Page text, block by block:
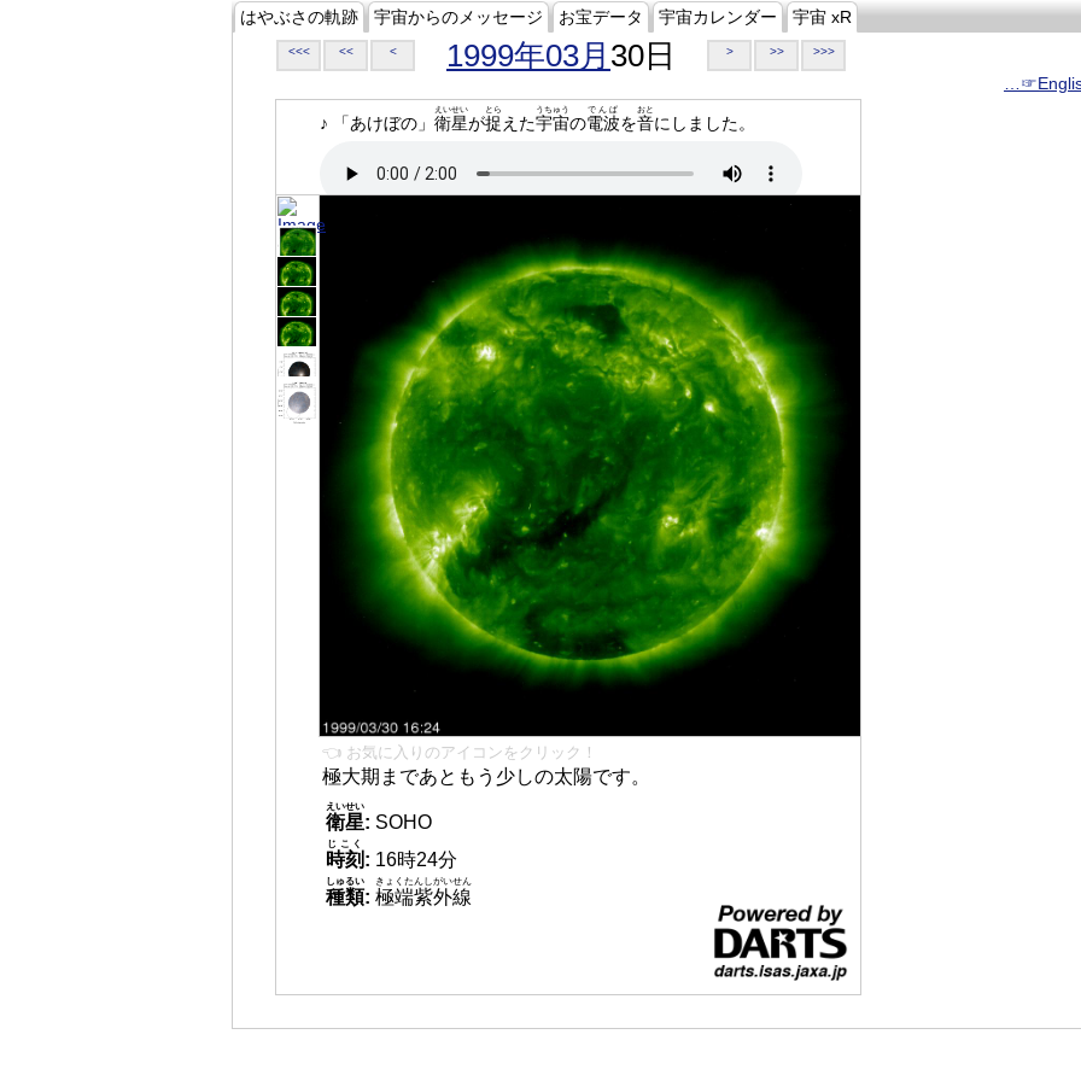
はやぶさの軌跡 宇宙からのメッセージ お宝データ 宇宙カレンダー 宇宙 xR
<<< << < 1999年03月 30日 > >> >>>
♪ 「あけぼの」 衛星
えいせい
が捉
とら
えた宇宙
うちゅう
の電波
でんぱ
を音
おと
にしました。
👈 お気に入りのアイコンをクリック！
極大期まであともう少しの太陽です。
衛星
えいせい
: SOHO
時刻
じこく
: 16時24分
種類
しゅるい
: 極端紫外線
きょくたんしがいせん